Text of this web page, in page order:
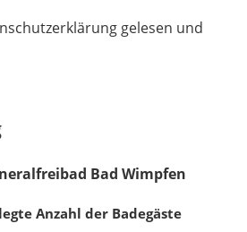
gelesen und
Bad Wimpfen
Anzahl der Badegäste